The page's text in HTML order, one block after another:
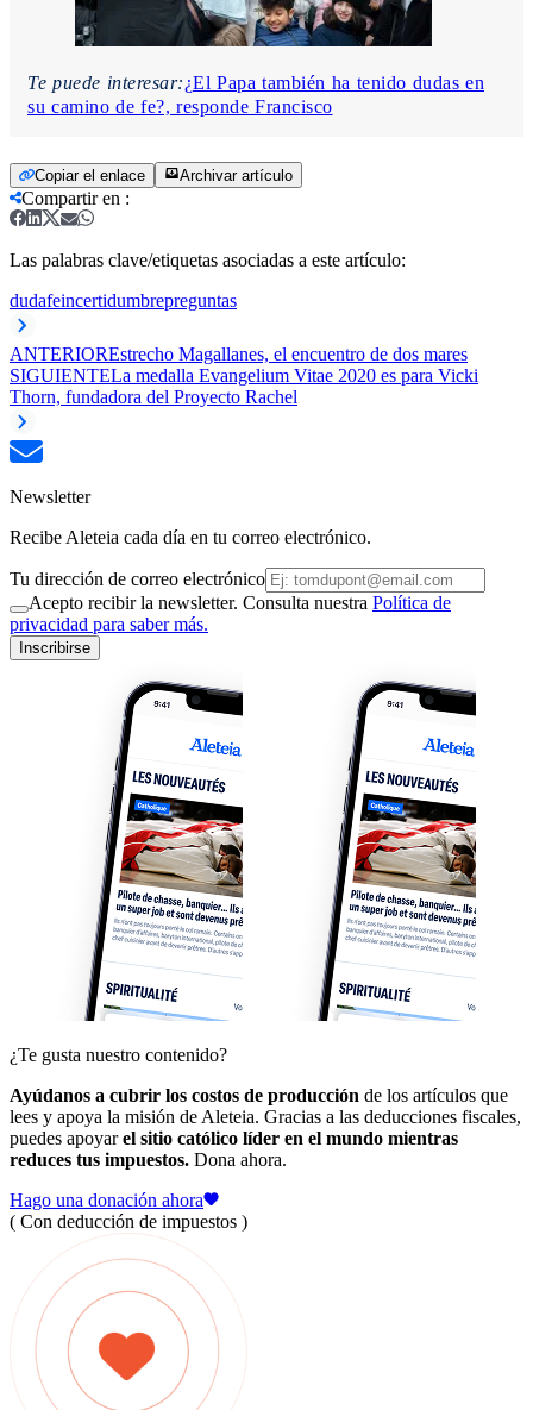
Te puede interesar:¿El Papa también ha tenido dudas en
su camino de fe?, responde Francisco
Copiar el enlace Archivar artículo
Compartir en :
Las palabras clave/etiquetas asociadas a este artículo:
dudafeincertidumbrepreguntas
ANTERIOREstrecho Magallanes, el encuentro de dos mares
SIGUIENTELa medalla Evangelium Vitae 2020 es para Vicki
Thorn, fundadora del Proyecto Rachel
Newsletter
Recibe Aleteia cada día en tu correo electrónico.
Tu dirección de correo electrónico
Acepto recibir la newsletter. Consulta nuestra Política de
privacidad para saber más.
Inscribirse
¿Te gusta nuestro contenido?
Ayúdanos a cubrir los costos de producción de los artículos que
lees y apoya la misión de Aleteia. Gracias a las deducciones fiscales,
puedes apoyarel sitio católico líder en el mundo mientras
reduces tus impuestos. Dona ahora.
Hago una donación ahora
( Con deducción de impuestos )